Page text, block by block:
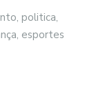
politica,
esportes